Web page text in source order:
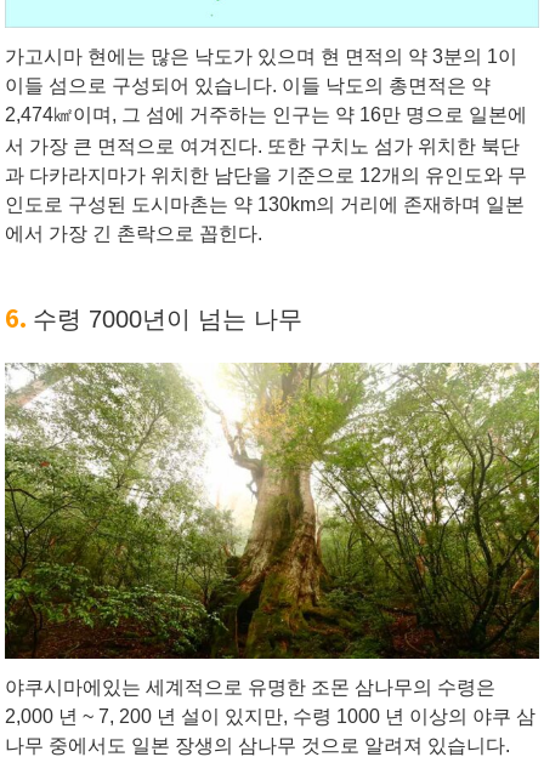
가고시마 현에는 많은 낙도가 있으며 현 면적의 약 3분의 1이
이들 섬으로 구성되어 있습니다. 이들 낙도의 총면적은 약
2,474㎢이며, 그 섬에 거주하는 인구는 약 16만 명으로 일본에
서 가장 큰 면적으로 여겨진다. 또한 구치노 섬가 위치한 북단
과 다카라지마가 위치한 남단을 기준으로 12개의 유인도와 무
인도로 구성된 도시마촌는 약 130km의 거리에 존재하며 일본
에서 가장 긴 촌락으로 꼽힌다.
6. 수령 7000년이 넘는 나무
야쿠시마에있는 세계적으로 유명한 조몬 삼나무의 수령은
2,000 년 ~ 7, 200 년 설이 있지만, 수령 1000 년 이상의 야쿠 삼
나무 중에서도 일본 장생의 삼나무 것으로 알려져 있습니다.